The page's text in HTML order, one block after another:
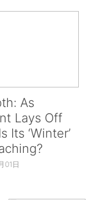
As
Lays Off
Its ‘Winter’
01日